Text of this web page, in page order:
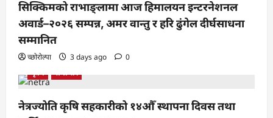
सिक्किमको राभाङ्लामा आज हिमालयन इन्टरनेशनल
अवार्ड–२०२६ सम्पन्न, अमर वान्तु र हरि ढुंगेल दीर्घसाधना
सम्मानित
च्छोरोल्पा 3 days ago
0
कृषि
समाचार
नेत्रज्योति कृषि सहकारीको १४औँ स्थापना दिवस तथा